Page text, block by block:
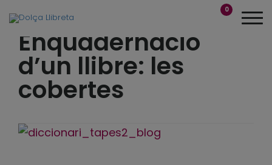
0
Enquadernació
d’un llibre: les
cobertes